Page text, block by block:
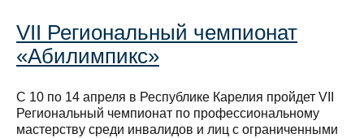
VII Региональный чемпионат
«Абилимпикс»
С 10 по 14 апреля в Республике Карелия пройдет VII
Региональный чемпионат по профессиональному
мастерству среди инвалидов и лиц с ограниченными